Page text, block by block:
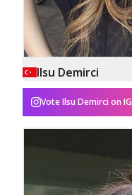
Ilsu Demirci
VoteIlsu Demircion IG